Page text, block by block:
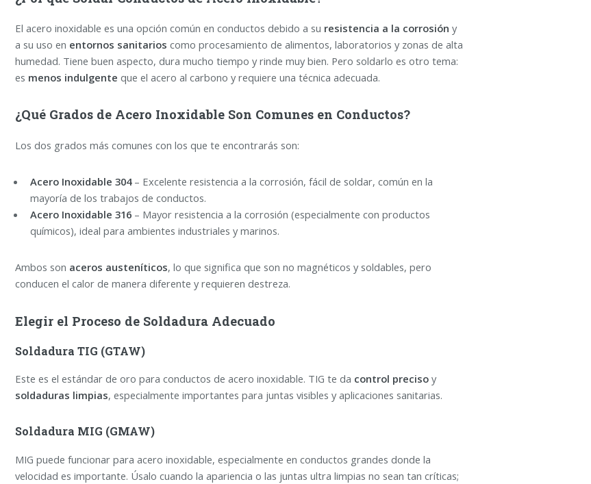
El acero inoxidable es una opción común en conductos debido a su resistencia a la corrosión y
a su uso en entornos sanitarios como procesamiento de alimentos, laboratorios y zonas de alta
humedad. Tiene buen aspecto, dura mucho tiempo y rinde muy bien. Pero soldarlo es otro tema:
es menos indulgente que el acero al carbono y requiere una técnica adecuada.
¿Qué Grados de Acero Inoxidable Son Comunes en Conductos?
Los dos grados más comunes con los que te encontrarás son:
Acero Inoxidable 304– Excelente resistencia a la corrosión, fácil de soldar, común en la
mayoría de los trabajos de conductos.
Acero Inoxidable 316– Mayor resistencia a la corrosión (especialmente con productos
químicos), ideal para ambientes industriales y marinos.
Ambos son aceros austeníticos, lo que significa que son no magnéticos y soldables, pero
conducen el calor de manera diferente y requieren destreza.
Elegir el Proceso de Soldadura Adecuado
Soldadura TIG (GTAW)
Este es el estándar de oro para conductos de acero inoxidable. TIG te da control precisoy
soldaduras limpias, especialmente importantes para juntas visibles y aplicaciones sanitarias.
Soldadura MIG (GMAW)
MIG puede funcionar para acero inoxidable, especialmente en conductos grandes donde la
velocidad es importante. Úsalo cuando la apariencia o las juntas ultra limpias no sean tan críticas;